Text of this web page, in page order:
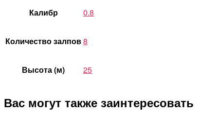
Калибр 0.8
Количество залпов8
Высота (м) 25
Вас могут также заинтересовать